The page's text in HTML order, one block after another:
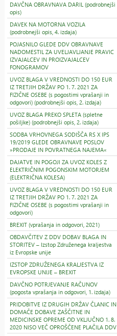
DAVČNA OBRAVNAVA DARIL (podrobnejši
opis)
DAVEK NA MOTORNA VOZILA
(podrobnejši opis, 4. izdaja)
POJASNILO GLEDE DDV OBRAVNAVE
NADOMESTIL ZA UVELJAVLJANJE PRAVIC
IZVAJALCEV IN PROIZVAJALCEV
FONOGRAMOV
UVOZ BLAGA V VREDNOSTI DO 150 EUR
IZ TRETJIH DRŽAV PO 1. 7. 2021 ZA
FIZIČNE OSEBE (s pogostimi vprašanji in
odgovori) (podrobnejši opis, 2. izdaja)
UVOZ BLAGA PREKO SPLETA (spletne
pošiljke) (podrobnejši opis, 2. izdaja)
SODBA VRHOVNEGA SODIŠČA RS X IPS
19/2019 GLEDE OBRAVNAVE POSLOV
»PRODAJE IN POVRATNEGA NAJEMA«
DAJATVE IN POGOJI ZA UVOZ KOLES Z
ELEKTRIČNIM POGONSKIM MOTORJEM
(ELEKTRIČNA KOLESA)
UVOZ BLAGA V VREDNOSTI DO 150 EUR
IZ TRETJIH DRŽAV PO 1. 7. 2021 ZA
FIZIČNE OSEBE (s pogostimi vprašanji in
odgovori)
BREXIT (vprašanja in odgovori, 2021)
OBDAVČITEV Z DDV DOBAV BLAGA IN
STORITEV – Izstop Združenega kraljestva
iz Evropske unije
IZSTOP ZDRUŽENEGA KRALJESTVA IZ
EVROPSKE UNIJE – BREXIT
DAVČNO POTRJEVANJE RAČUNOV
(pogosta vprašanja in odgovori, 1. izdaja)
PRIDOBITVE IZ DRUGIH DRŽAV ČLANIC IN
DOMAČE DOBAVE ZAŠČITNE IN
MEDICINSKE OPREME OD VKLJUČNO 1. 8.
2020 NISO VEČ OPROŠČENE PLAČILA DDV